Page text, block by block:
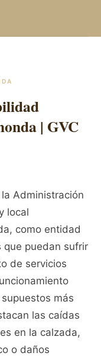
| GVC
Administración
local
como entidad
que puedan sufrir
de servicios
más
las caídas
en la calzada,
o daños